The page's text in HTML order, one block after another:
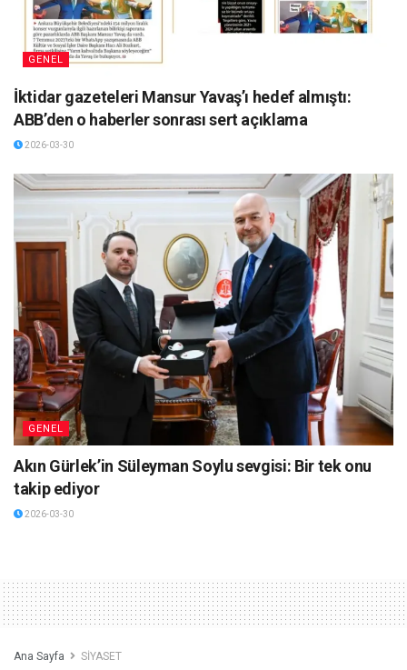
GENEL
İktidar gazeteleri Mansur Yavaş’ı hedef almıştı:
ABB’den o haberler sonrası sert açıklama
2026-03-30
GENEL
Akın Gürlek’in Süleyman Soylu sevgisi: Bir tek onu
takip ediyor
2026-03-30
Ana Sayfa SİYASET